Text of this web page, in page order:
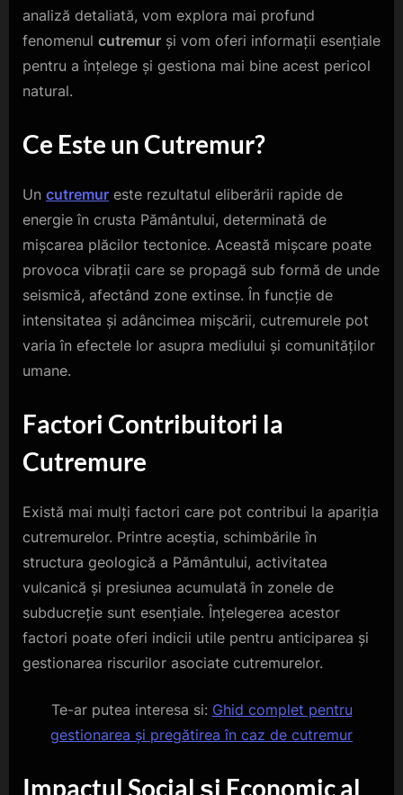
analiză detaliată, vom explora mai profund
fenomenul cutremur și vom oferi informații esențiale
pentru a înțelege și gestiona mai bine acest pericol
natural.
Ce Este un Cutremur?
Un cutremur este rezultatul eliberării rapide de
energie în crusta Pământului, determinată de
mișcarea plăcilor tectonice. Această mișcare poate
provoca vibrații care se propagă sub formă de unde
seismică, afectând zone extinse. În funcție de
intensitatea și adâncimea mișcării, cutremurele pot
varia în efectele lor asupra mediului și comunităților
umane.
Factori Contribuitori la
Cutremure
Există mai mulți factori care pot contribui la apariția
cutremurelor. Printre aceștia, schimbările în
structura geologică a Pământului, activitatea
vulcanică și presiunea acumulată în zonele de
subducreție sunt esențiale. Înțelegerea acestor
factori poate oferi indicii utile pentru anticiparea și
gestionarea riscurilor asociate cutremurelor.
Te-ar putea interesa si: Ghid complet pentru
gestionarea și pregătirea în caz de cutremur
Impactul Social și Economic al